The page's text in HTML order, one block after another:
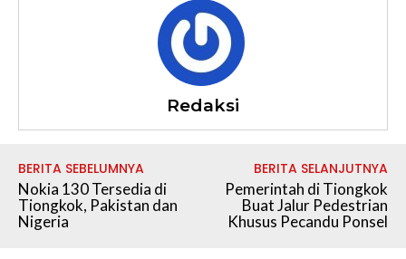
Redaksi
BERITA SEBELUMNYA
Nokia 130 Tersedia di
Tiongkok, Pakistan dan
Nigeria
BERITA SELANJUTNYA
Pemerintah di Tiongkok
Buat Jalur Pedestrian
Khusus Pecandu Ponsel